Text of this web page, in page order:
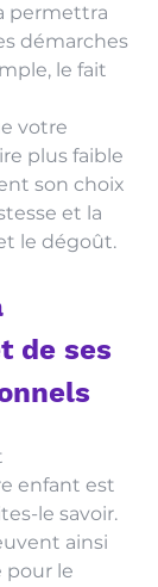
permettra
démarches
le fait
votre
plus faible
son choix
et la
le dégoût.
de ses
enfant est
le savoir.
ainsi
pour le